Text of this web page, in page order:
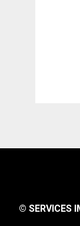
© SERVICES